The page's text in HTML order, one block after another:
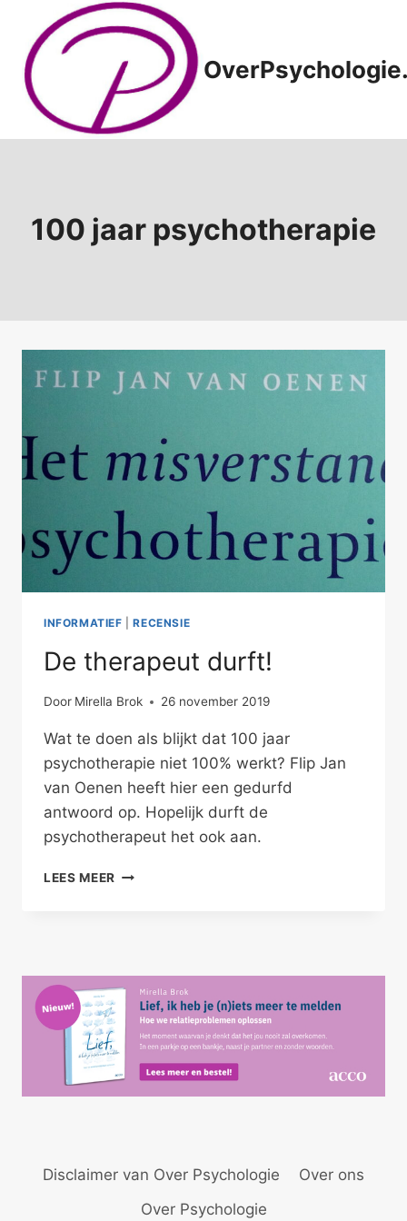
Doorgaan
inhoud
100 jaar psychotherapie
INFORMATIEF |RECENSIE
De therapeut durft!
Door Mirella Brok 26 november 2019
Wat te doen als blijkt dat 100 jaar
psychotherapie niet 100% werkt? Flip Jan
van Oenen heeft hier een gedurfd
antwoord op. Hopelijk durft de
psychotherapeut het ook aan.
LEES MEER DE
Disclaimer van Over Psychologie
Over ons
Over Psychologie